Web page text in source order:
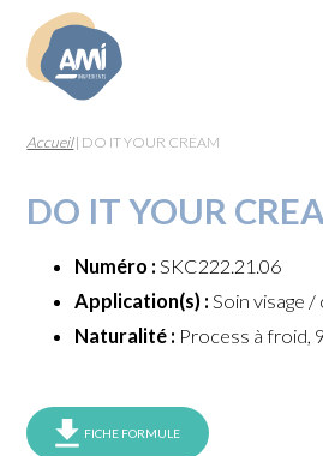
Accueil| DO IT YOUR CREAM
DO IT YOUR
Numéro : SKC222.21.06
Application(s) : Soin visage /
Naturalité : Process à froid,
FICHE FORMULE